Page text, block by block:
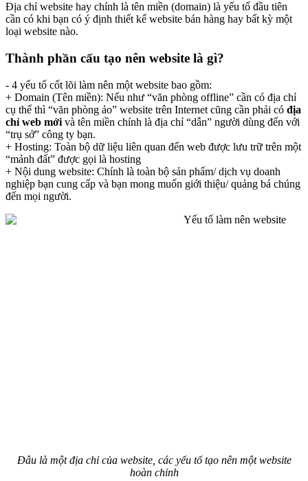
Địa chỉ website hay chính là tên miền (domain) là yếu tố đầu tiên
cần có khi bạn có ý định thiết kế website bán hàng hay bất kỳ một
loại website nào.
Thành phần cấu tạo nên website là gì?
- 4 yếu tố cốt lõi làm nên một website bao gồm:
+ Domain (Tên miền): Nếu như “văn phòng offline” cần có địa chỉ
cụ thể thì “văn phòng ảo” website trên Internet cũng cần phải có địa
chỉ web mới và tên miền chính là địa chỉ “dẫn” người dùng đến với
“trụ sở” công ty bạn.
+ Hosting: Toàn bộ dữ liệu liên quan đến web được lưu trữ trên một
“mảnh đất” được gọi là hosting
+ Nội dung website: Chính là toàn bộ sản phẩm/ dịch vụ doanh
nghiệp bạn cung cấp và bạn mong muốn giới thiệu/ quảng bá chúng
đến mọi người.
Đâu là một địa chỉ của website, các yếu tố tạo nên một website
hoàn chỉnh